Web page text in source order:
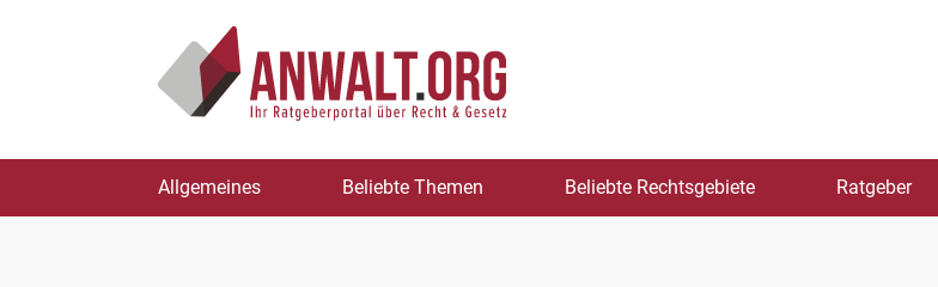
springen
Allgemeines Beliebte Themen Beliebte Rechtsgebiete Ratgeber